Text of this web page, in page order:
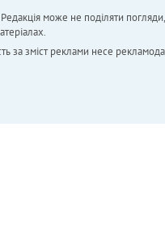
може не поділяти погляди,
за зміст реклами несе